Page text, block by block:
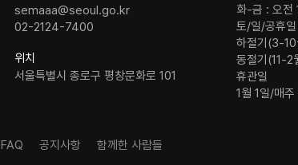
semaaa@seoul.go.kr
02-2124-7400
위치
서울특별시 종로구 평창문화로 101
화-금 : 오전
토/일/공휴일
하절기(3-10
동절기(11-2
휴관일
1월 1일/매
FAQ 공지사항 함께한 사람들